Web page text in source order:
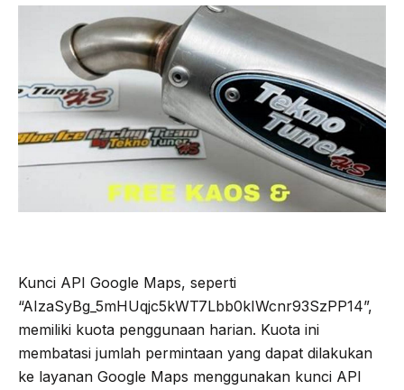
Kunci API Google Maps, seperti
“AIzaSyBg_5mHUqjc5kWT7Lbb0kIWcnr93SzPP14”,
memiliki kuota penggunaan harian. Kuota ini
membatasi jumlah permintaan yang dapat dilakukan
ke layanan Google Maps menggunakan kunci API